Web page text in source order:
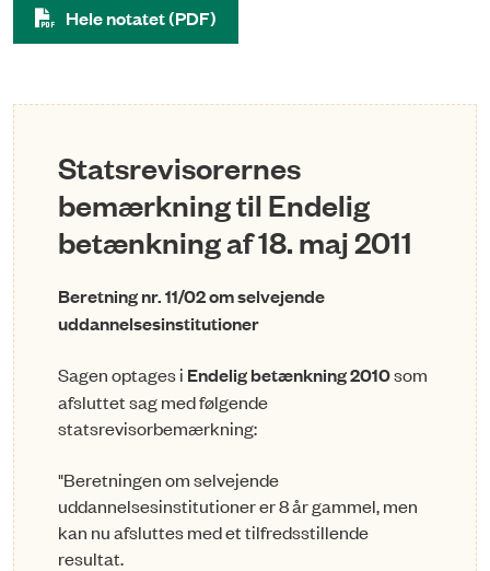
Hele notatet (PDF)
Statsrevisorernes
bemærkning til Endelig
betænkning af 18. maj 2011
Beretning nr. 11/02 om selvejende
uddannelsesinstitutioner
Sagen optages i Endelig betænkning 2010som
afsluttet sag med følgende
statsrevisorbemærkning:
"Beretningen om selvejende
uddannelsesinstitutioner er 8 år gammel, men
kan nu afsluttes med et tilfredsstillende
resultat.